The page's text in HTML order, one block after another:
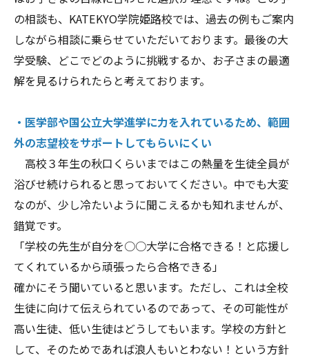
の相談も、KATEKYO学院姫路校では、過去の例もご案内
しながら相談に乗らせていただいております。最後の大
学受験、どこでどのように挑戦するか、お子さまの最適
解を見るけられたらと考えております。
・医学部や国公立大学進学に力を入れているため、範囲
外の志望校をサポートしてもらいにくい
高校３年生の秋口くらいまではこの熱量を生徒全員が
浴びせ続けられると思っておいてください。中でも大変
なのが、少し冷たいように聞こえるかも知れませんが、
錯覚です。
「学校の先生が自分を○○大学に合格できる！と応援し
てくれているから頑張ったら合格できる」
確かにそう聞いていると思います。ただし、これは全校
生徒に向けて伝えられているのであって、その可能性が
高い生徒、低い生徒はどうしてもいます。学校の方針と
して、そのためであれば浪人もいとわない！という方針